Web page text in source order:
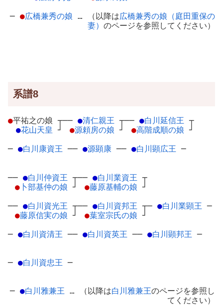
─ ●広橋兼秀の娘 … （以降は広橋兼秀の娘（庭田重保の
妻） のページを参照してください）
系譜8
●平祐之の娘 ┬
●花山天皇 ┘
── ●清仁親王 ┬
●源頼房の娘 ┘
── ●白川延信王 ┬
●高階成順の娘 ┘
─ ●白川康資王 ── ●源顕康 ── ●白川顕広王 ─
── ●白川仲資王 ┬
● 卜部基仲の娘 ┘
── ●白川業資王 ┬
●藤原基輔の娘 ┘
── ●白川資光王 ┬
●藤原信実の娘 ┘
── ●白川資邦王 ┬
●葉室宗氏の娘 ┘
─ ●白川業顕王 ─
─ ●白川資清王 ── ●白川資英王 ── ●白川顕邦王 ─
─ ●白川資忠王 ─
─ ●白川雅兼王 … （以降は白川雅兼王のページを参照し
てください）